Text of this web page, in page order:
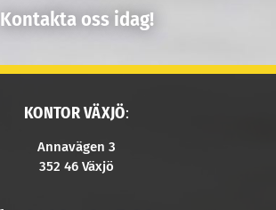
Kontakta oss idag!
KONTOR VÄXJÖ:
Annavägen 3
352 46 Växjö